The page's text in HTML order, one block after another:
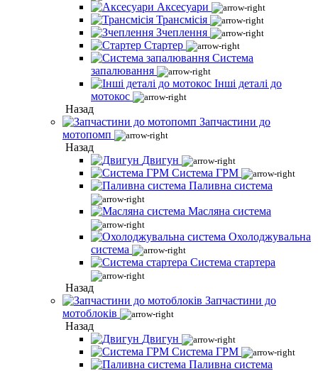
Аксесуари
Трансмісія
Зчеплення
Стартер
Система
запалювання
Інші деталі до
мотокос
Назад
Запчастини до
мотопомп
Назад
Двигун
Система ГРМ
Паливна система
Масляна система
Охолоджувальна
система
Система стартера
Назад
Запчастини до
мотоблоків
Назад
Двигун
Система ГРМ
Паливна система